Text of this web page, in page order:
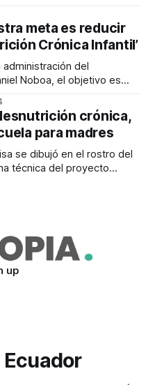
meta es reducir
Crónica Infantil’
Noboa, el objetivo es
la
Sin Desnutrición
es reducir
crónica,
para madres
técnica del proyecto
up